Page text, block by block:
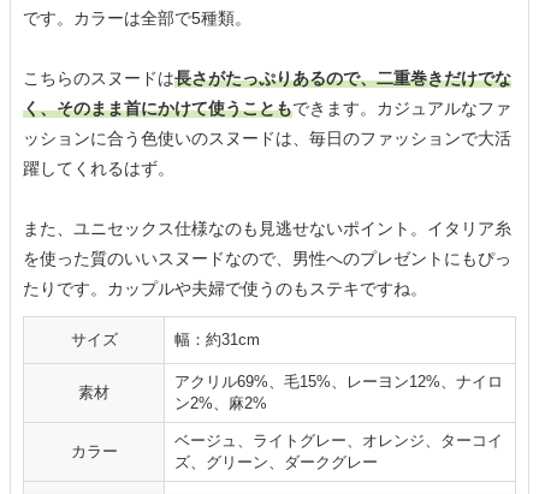
です。カラーは全部で5種類。
こちらのスヌードは長さがたっぷりあるので、二重巻きだけでな
く、そのまま首にかけて使うこともできます。カジュアルなファ
ッションに合う色使いのスヌードは、毎日のファッションで大活
躍してくれるはず。
また、ユニセックス仕様なのも見逃せないポイント。イタリア糸
を使った質のいいスヌードなので、男性へのプレゼントにもぴっ
たりです。カップルや夫婦で使うのもステキですね。
サイズ 幅：約31cm
素材
アクリル69%、毛15%、レーヨン12%、ナイロ
ン2%、麻2%
カラー
ベージュ、ライトグレー、オレンジ、ターコイ
ズ、グリーン、ダークグレー